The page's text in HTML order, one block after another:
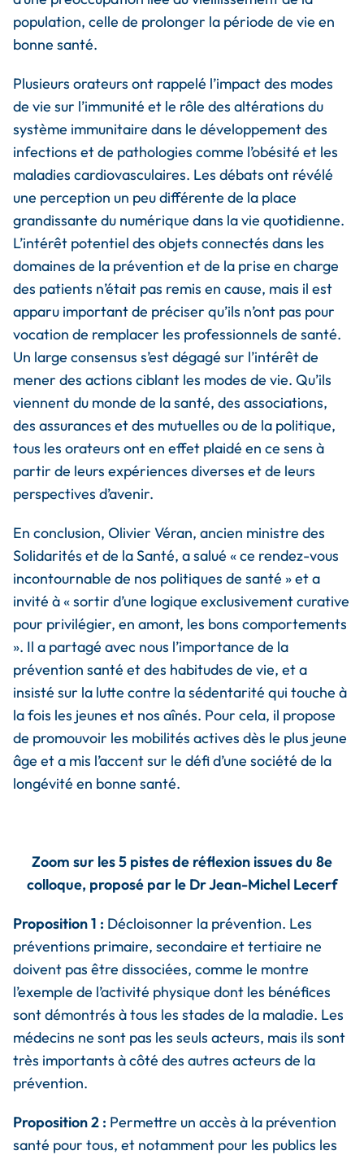
population, celle de prolonger la période de vie en
bonne santé.
Plusieurs orateurs ont rappelé l’impact des modes
de vie sur l’immunité et le rôle des altérations du
système immunitaire dans le développement des
infections et de pathologies comme l’obésité et les
maladies cardiovasculaires. Les débats ont révélé
une perception un peu différente de la place
grandissante du numérique dans la vie quotidienne.
L’intérêt potentiel des objets connectés dans les
domaines de la prévention et de la prise en charge
des patients n’était pas remis en cause, mais il est
apparu important de préciser qu’ils n’ont pas pour
vocation de remplacer les professionnels de santé.
Un large consensus s’est dégagé sur l’intérêt de
mener des actions ciblant les modes de vie. Qu’ils
viennent du monde de la santé, des associations,
des assurances et des mutuelles ou de la politique,
tous les orateurs ont en effet plaidé en ce sens à
partir de leurs expériences diverses et de leurs
perspectives d’avenir.
En conclusion, Olivier Véran, ancien ministre des
Solidarités et de la Santé, a salué «ce rendez-vous
incontournable de nos politiques de santé » et a
invité à «sortir d’une logique exclusivement curative
pour privilégier, en amont, les bons comportements
». Il a partagé avec nous l’importance de la
prévention santé et des habitudes de vie, et a
insisté sur la lutte contre la sédentarité qui touche à
la fois les jeunes et nos aînés. Pour cela, il propose
de promouvoir les mobilités actives dès le plus jeune
âge et a mis l’accent sur le défi d’une société de la
longévité en bonne santé.
Zoom sur les 5 pistes de réflexion issues du 8e
colloque, proposé parle Dr Jean-Michel Lecerf
Proposition 1 : Décloisonner la prévention. Les
préventions primaire, secondaire et tertiaire ne
doivent pas être dissociées, comme le montre
l’exemple de l’activité physique dont les bénéfices
sont démontrés à tous les stades de la maladie. Les
médecins ne sont pas les seuls acteurs, mais ils sont
très importants à côté des autres acteurs de la
prévention.
Proposition 2 : Permettre un accès à la prévention
santé pour tous, et notamment pour les publics les